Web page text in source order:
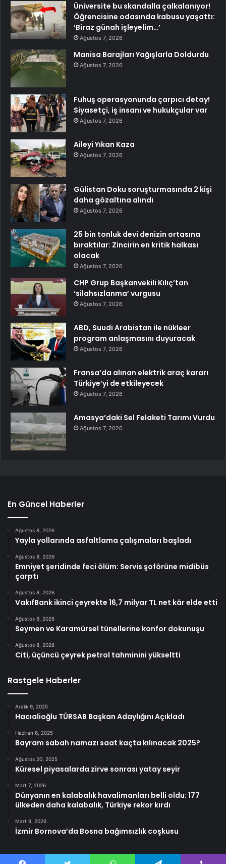
Üniversite bu skandalla çalkalanıyor!
Öğrencisine odasında kabusu yaşattı:
‘Biraz günah işleyelim…’
Ağustos 7, 2026
Manisa Barajları Yağışlarla Doldurdu
Ağustos 7, 2026
Fuhuş operasyonunda çarpıcı detay!
Siyasetçi, iş insanı ve hukukçular var
Ağustos 7, 2026
Aileyi Yıkan Kaza
Ağustos 7, 2026
Gülistan Doku soruşturmasında 2 kişi
daha gözaltına alındı
Ağustos 7, 2026
25 bin tonluk devi denizin ortasına
bıraktılar: Zincirin en kritik halkası
olacak
Ağustos 7, 2026
CHP Grup Başkanvekili Kılıç’tan
‘silahsızlanma’ vurgusu
Ağustos 7, 2026
ABD, Suudi Arabistan ile nükleer
program anlaşmasını duyuracak
Ağustos 7, 2026
Fransa’da alınan elektrik araç kararı
Türkiye’yi de etkileyecek
Ağustos 7, 2026
Amasya’daki Sel Felaketi Tarımı Vurdu
Ağustos 7, 2026
En Güncel Haberler
Ağustos 8, 2026
Yayla yollarında asfaltlama çalışmaları başladı
Ağustos 8, 2026
Emniyet şeridinde feci ölüm: Servis şoförüne midibüs
çarptı
Ağustos 8, 2026
VakıfBank ikinci çeyrekte 16,7 milyar TL net kâr elde etti
Ağustos 8, 2026
Seymen ve Karamürsel tünellerine konfor dokunuşu
Ağustos 8, 2026
Citi, üçüncü çeyrek petrol tahminini yükseltti
Rastgele Haberler
Aralık 9, 2025
Hacıalioğlu TÜRSAB Başkan Adaylığını Açıkladı
Haziran 6, 2025
Bayram sabah namazı saat kaçta kılınacak 2025?
Ağustos 20, 2025
Küresel piyasalarda zirve sonrası yatay seyir
Mart 7, 2026
Dünyanın en kalabalık havalimanları belli oldu: 177
ülkeden daha kalabalık, Türkiye rekor kırdı
Mart 9, 2026
İzmir Bornova’da Bosna bağımsızlık coşkusu